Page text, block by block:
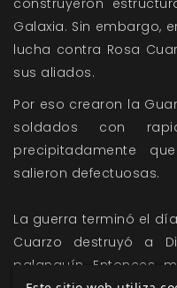
construyeron
Galaxia. Sin embargo,
lucha contra Rosa
sus aliados.
Por eso crearon la
soldados con
precipitadamente
salieron defectuosas.
La guerra terminó el
Cuarzo destruyó a
palanquín. Entonces,